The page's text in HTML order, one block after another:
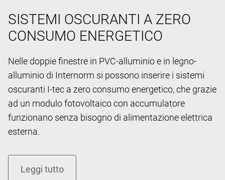
SISTEMI OSCURANTI A ZERO
CONSUMO ENERGETICO
Nelle doppie finestre in PVC-alluminio e in legno-
alluminio di Internorm si possono inserire i sistemi
oscuranti I-tec a zero consumo energetico, che grazie
ad un modulo fotovoltaico con accumulatore
funzionano senza bisogno di alimentazione elettrica
esterna.